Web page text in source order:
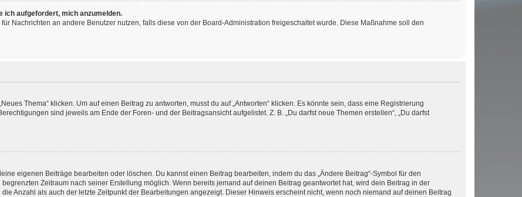
ich aufgefordert, mich anzumelden.
Nachrichten an andere Benutzer nutzen, falls diese von der Board-Administration freigeschaltet wurde. Diese Maßnahme soll den
Thema“ klicken. Um auf einen Beitrag zu antworten, musst du auf „Antworten“ klicken. Es könnte sein, dass eine Registrierung
sind jeweils am Ende der Foren- und der Beitragsansicht aufgelistet. Z. B. „Du darfst neue Themen erstellen“, „Du darfst
eigenen Beiträge bearbeiten oder löschen. Du kannst einen Beitrag bearbeiten, indem du das „Ändere Beitrag“-Symbol für den
Zeitraum nach seiner Erstellung möglich. Wenn bereits jemand auf deinen Beitrag geantwortet hat, wird dein Beitrag in der
Anzahl als auch der letzte Zeitpunkt der Bearbeitungen angezeigt. Dieser Hinweis erscheint nicht, wenn noch niemand auf deinen Beitrag